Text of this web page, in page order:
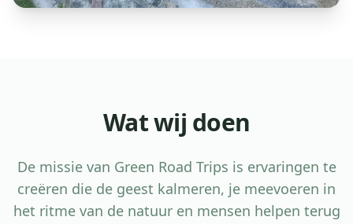
Wat wij doen
De missie van Green Road Trips is ervaringen te
creëren die de geest kalmeren, je meevoeren in
het ritme van de natuur en mensen helpen terug